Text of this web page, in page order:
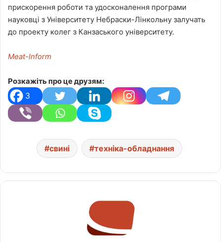
прискорення роботи та удосконалення програми
науковці з Університету Небраски-Лінкольну залучать
до проекту колег з Канзаського університету.
Meat-Inform
Розкажіть про це друзям:
3
свині техніка-обладнання